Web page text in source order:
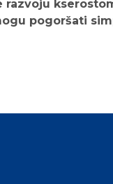
razvoju
pogoršati